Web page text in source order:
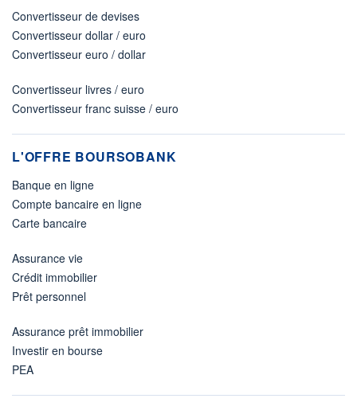
Convertisseur de devises
Convertisseur dollar / euro
Convertisseur euro / dollar
Convertisseur livres / euro
Convertisseur franc suisse / euro
L'OFFRE BOURSOBANK
Banque en ligne
Compte bancaire en ligne
Carte bancaire
Assurance vie
Crédit immobilier
Prêt personnel
Assurance prêt immobilier
Investir en bourse
PEA